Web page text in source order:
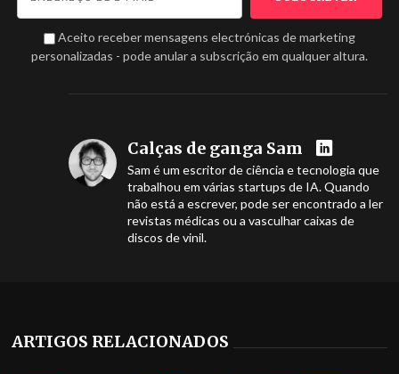
Aceito receber mensagens electrónicas de marketing
personalizadas - pode anular a subscrição em qualquer altura.
Calças de ganga Sam
Sam é um escritor de ciência e tecnologia que
trabalhou em várias startups de IA. Quando
não está a escrever, pode ser encontrado a ler
revistas médicas ou a vasculhar caixas de
discos de vinil.
ARTIGOS RELACIONADOS